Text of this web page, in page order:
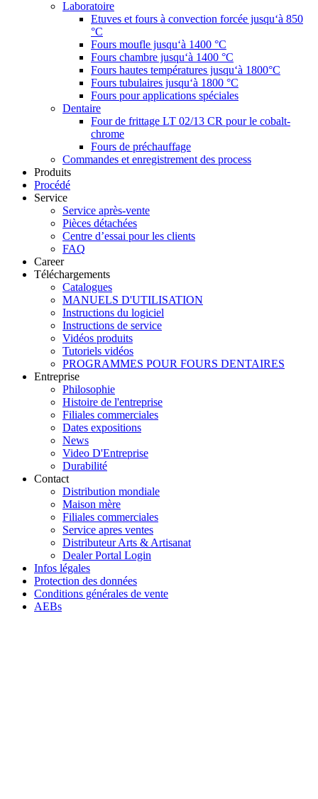
Laboratoire
Etuves et fours à convection forcée jusqu‘à 850
°C
Fours moufle jusqu‘à 1400 °C
Fours chambre jusqu‘à 1400 °C
Fours hautes températures jusqu‘à 1800°C
Fours tubulaires jusqu‘à 1800 °C
Fours pour applications spéciales
Dentaire
Four de frittage LT 02/13 CR pour le cobalt-
chrome
Fours de préchauffage
Commandes et enregistrement des process
Produits
Procédé
Service
Service après-vente
Pièces détachées
Centre d’essai pour les clients
FAQ
Career
Téléchargements
Catalogues
MANUELS D'UTILISATION
Instructions du logiciel
Instructions de service
Vidéos produits
Tutoriels vidéos
PROGRAMMES POUR FOURS DENTAIRES
Entreprise
Philosophie
Histoire de l'entreprise
Filiales commerciales
Dates expositions
News
Video D'Entreprise
Durabilité
Contact
Distribution mondiale
Maison mère
Filiales commerciales
Service apres ventes
Distributeur Arts & Artisanat
Dealer Portal Login
Infos légales
Protection des données
Conditions générales de vente
AEBs